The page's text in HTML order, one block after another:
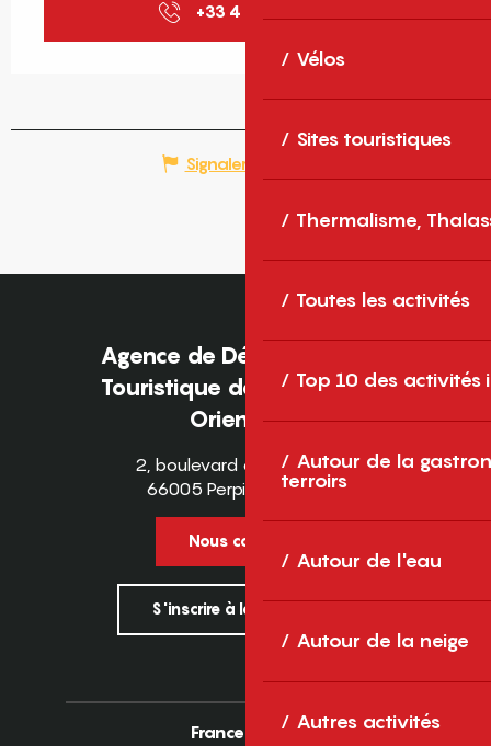
Vélos
Sites touristiques
Thermalisme,
Toutes les activités
Top 10 des activités
Autour de la
terroirs
Autour de l'eau
Autour de la neige
Autres activités
+33 4 68 82 82
Signaler une erreur
Agence de Développement
Touristique des Pyrénées-
Orientales
2, boulevard des Pyrénées
66005 Perpignan Cedex
Nous contacter
S'inscrire à la newsletter
France Europe